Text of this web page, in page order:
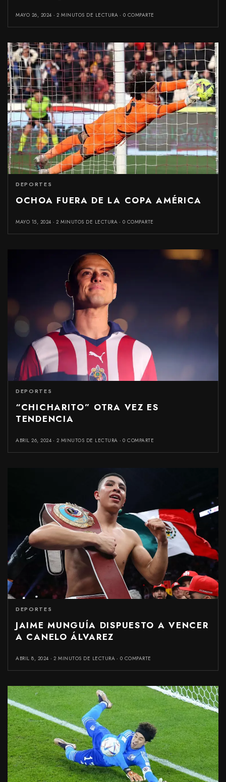
MAYO 26, 2024 2 MINUTOS DE LECTURA 0 COMPARTE
DEPORTES
OCHOA FUERA DE LA COPA AMÉRICA
MAYO 15, 2024 2 MINUTOS DE LECTURA 0 COMPARTE
DEPORTES
“CHICHARITO” OTRA VEZ ES
TENDENCIA
ABRIL 26, 2024 2 MINUTOS DE LECTURA 0 COMPARTE
DEPORTES
JAIME MUNGUÍA DISPUESTO A VENCER
A CANELO ÁLVAREZ
ABRIL 8, 2024 2 MINUTOS DE LECTURA 0 COMPARTE